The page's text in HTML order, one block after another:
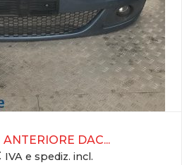
DAC...
IVA e spediz. incl.